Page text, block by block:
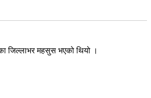
जिल्लाभर महसुस भएको थियो ।